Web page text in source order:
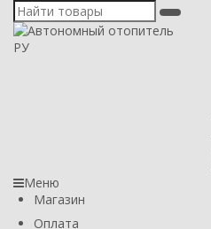
Меню
Магазин
Оплата